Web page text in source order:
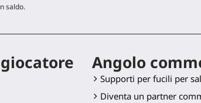
saldo.
Angolo
Supporti per fucili per
Diventa un partner